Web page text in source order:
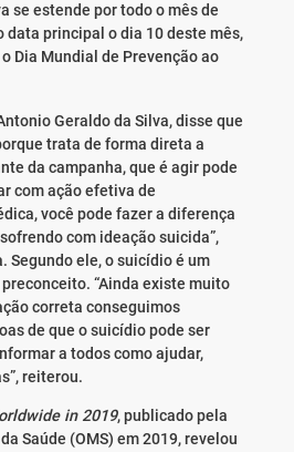
se estende por todo o mês de
data principal o dia 10 deste mês,
Dia Mundial de Prevenção ao
Geraldo da Silva, disse que
trata de forma direta a
da campanha, que é agir pode
com ação efetiva de
você pode fazer a diferença
com ideação suicida”,
Segundo ele, o suicídio é um
“Ainda existe muito
correta conseguimos
de que o suicídio pode ser
a todos como ajudar,
reiterou.
in 2019, publicado pela
Saúde (OMS) em 2019, revelou